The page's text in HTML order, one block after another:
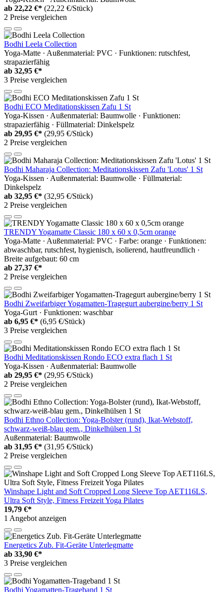
ab 22,22 €* (22,22 €/Stück)
2 Preise vergleichen
Bodhi Leela Collection
Yoga-Matte · Außenmaterial: PVC · Funktionen: rutschfest,
strapazierfähig
ab 32,95 €*
3 Preise vergleichen
Bodhi ECO Meditationskissen Zafu 1 St
Yoga-Kissen · Außenmaterial: Baumwolle · Funktionen:
strapazierfähig · Füllmaterial: Dinkelspelz
ab 29,95 €* (29,95 €/Stück)
2 Preise vergleichen
Bodhi Maharaja Collection: Meditationskissen Zafu 'Lotus' 1 St
Yoga-Kissen · Außenmaterial: Baumwolle · Füllmaterial:
Dinkelspelz
ab 32,95 €* (32,95 €/Stück)
2 Preise vergleichen
TRENDY Yogamatte Classic 180 x 60 x 0,5cm orange
Yoga-Matte · Außenmaterial: PVC · Farbe: orange · Funktionen:
abwaschbar, rutschfest, hygienisch, isolierend, hautfreundlich ·
Breite aufgebaut: 60 cm
ab 27,37 €*
2 Preise vergleichen
Bodhi Zweifarbiger Yogamatten-Tragegurt aubergine/berry 1 St
Yoga-Gurt · Funktionen: waschbar
ab 6,95 €* (6,95 €/Stück)
3 Preise vergleichen
Bodhi Meditationskissen Rondo ECO extra flach 1 St
Yoga-Kissen · Außenmaterial: Baumwolle
ab 29,95 €* (29,95 €/Stück)
2 Preise vergleichen
Bodhi Ethno Collection: Yoga-Bolster (rund), Ikat-Webstoff,
schwarz-weiß-blau gem., Dinkelhülsen 1 St
Außenmaterial: Baumwolle
ab 31,95 €* (31,95 €/Stück)
2 Preise vergleichen
Winshape Light and Soft Cropped Long Sleeve Top AET116LS,
Ultra Soft Style, Fitness Freizeit Yoga Pilates
19,79 €*
1 Angebot anzeigen
Energetics Zub. Fit-Geräte Unterlegmatte
ab 33,90 €*
3 Preise vergleichen
Bodhi Yogamatten-Trageband 1 St